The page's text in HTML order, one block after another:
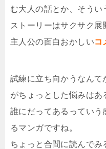
む大人の話とか、そうい
ストーリーはサクサク
主人公の面白おかしいコ
試練に立ち向かうなんて
がちょっとした悩みは
誰にだってあるっていう
るマンガですね。
ちょっと合間に読んで